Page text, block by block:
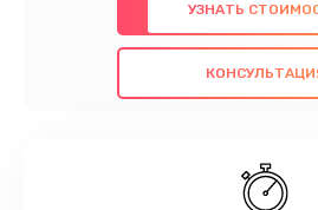
использованием
также гарантируем качество
проведенных работ. Наша
наилучшим образом. Не
УЗНАТЬ